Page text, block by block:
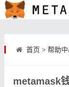
首页 > 帮助
metamask